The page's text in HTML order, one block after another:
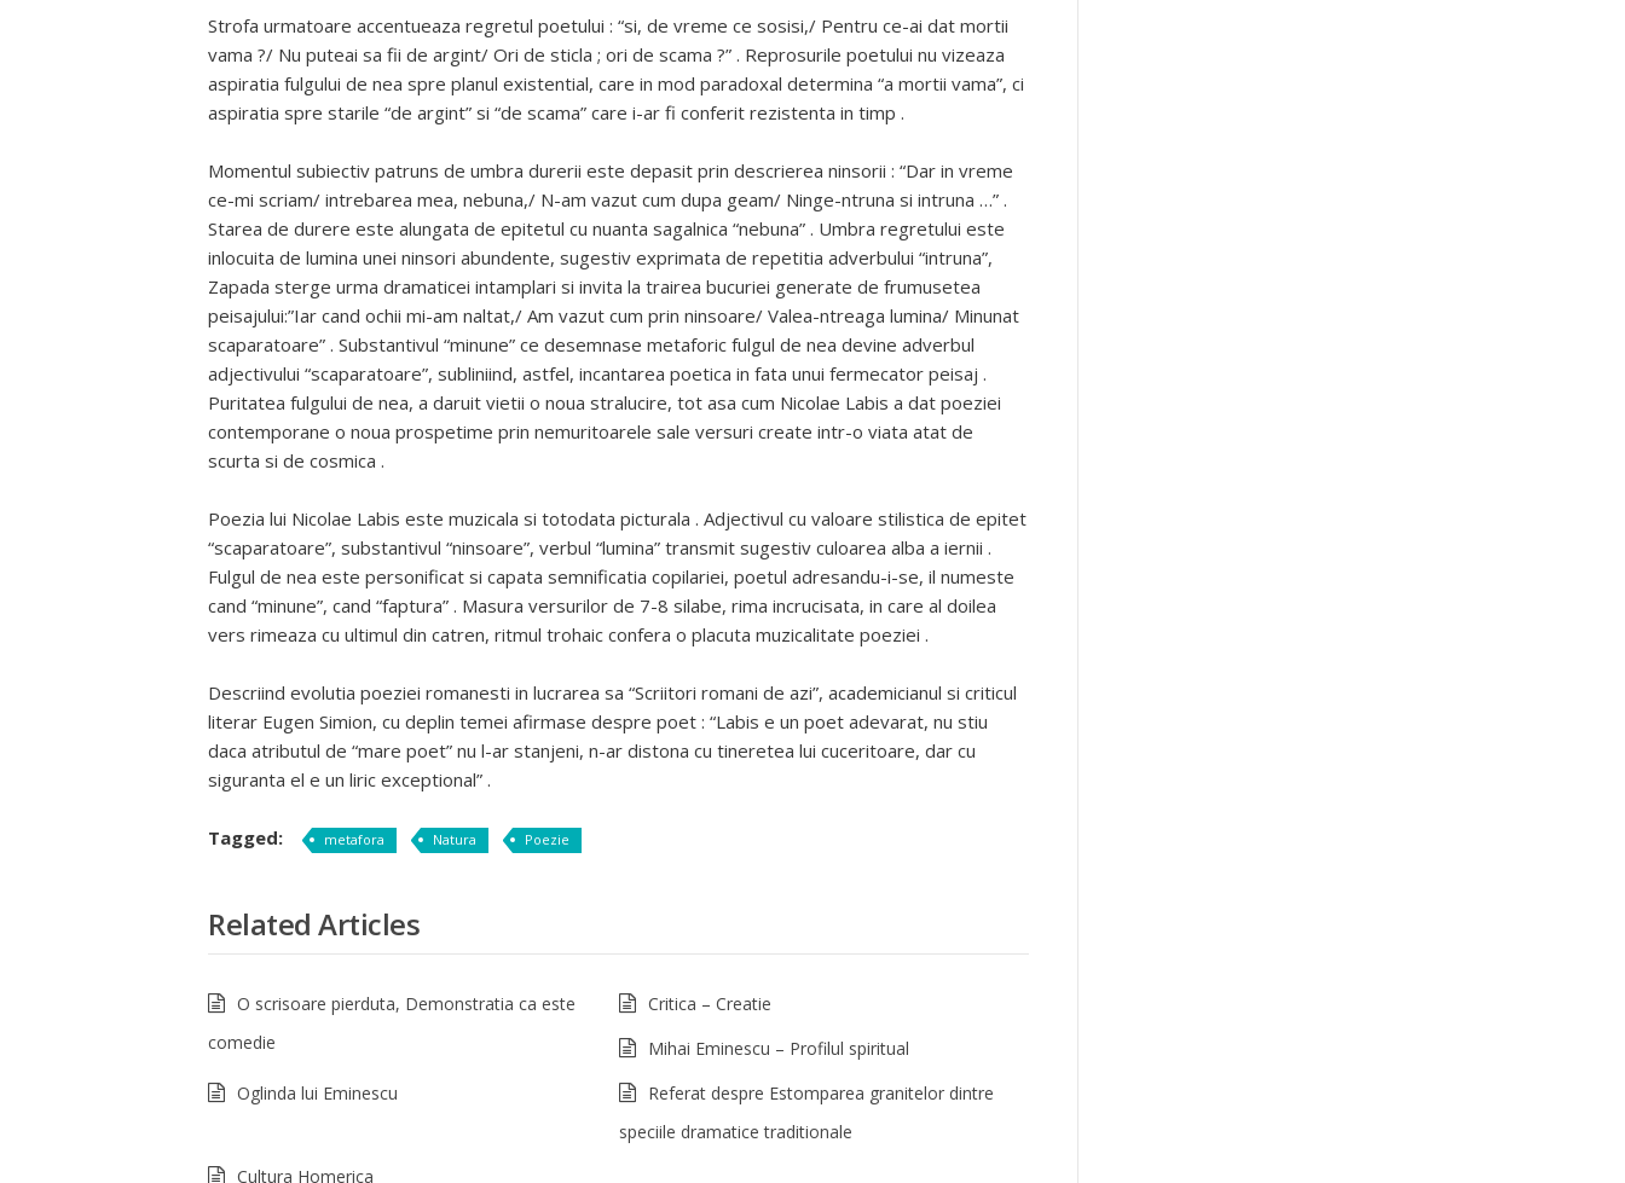
Strofa urmatoare accentueaza regretul poetului : “si, de vreme ce sosisi,/ Pentru ce-ai dat mortii
vama ?/ Nu puteai sa fii de argint/ Ori de sticla ; ori de scama ?” . Reprosurile poetului nu vizeaza
aspiratia fulgului de nea spre planul existential, care in mod paradoxal determina “a mortii vama”, ci
aspiratia spre starile “de argint” si “de scama” care i-ar fi conferit rezistenta in timp .
Momentul subiectiv patruns de umbra durerii este depasit prin descrierea ninsorii : “Dar in vreme
ce-mi scriam/ intrebarea mea, nebuna,/ N-am vazut cum dupa geam/ Ninge-ntruna si intruna …” .
Starea de durere este alungata de epitetul cu nuanta sagalnica “nebuna” . Umbra regretului este
inlocuita de lumina unei ninsori abundente, sugestiv exprimata de repetitia adverbului “intruna”,
Zapada sterge urma dramaticei intamplari si invita la trairea bucuriei generate de frumusetea
peisajului:”Iar cand ochii mi-am naltat,/ Am vazut cum prin ninsoare/ Valea-ntreaga lumina/ Minunat
scaparatoare” . Substantivul “minune” ce desemnase metaforic fulgul de nea devine adverbul
adjectivului “scaparatoare”, subliniind, astfel, incantarea poetica in fata unui fermecator peisaj .
Puritatea fulgului de nea, a daruit vietii o noua stralucire, tot asa cum Nicolae Labis a dat poeziei
contemporane o noua prospetime prin nemuritoarele sale versuri create intr-o viata atat de
scurta si de cosmica .
Poezia lui Nicolae Labis este muzicala si totodata picturala . Adjectivul cu valoare stilistica de epitet
“scaparatoare”, substantivul “ninsoare”, verbul “lumina” transmit sugestiv culoarea alba a iernii .
Fulgul de nea este personificat si capata semnificatia copilariei, poetul adresandu-i-se, il numeste
cand “minune”, cand “faptura” . Masura versurilor de 7-8 silabe, rima incrucisata, in care al doilea
vers rimeaza cu ultimul din catren, ritmul trohaic confera o placuta muzicalitate poeziei .
Descriind evolutia poeziei romanesti in lucrarea sa “Scriitori romani de azi”, academicianul si criticul
literar Eugen Simion, cu deplin temei afirmase despre poet : “Labis e un poet adevarat, nu stiu
daca atributul de “mare poet” nu l-ar stanjeni, n-ar distona cu tineretea lui cuceritoare, dar cu
siguranta el e un liric exceptional” .
Tagged: metafora Natura Poezie
Related Articles
O scrisoare pierduta, Demonstratia ca este
comedie
Critica – Creatie
Mihai Eminescu – Profilul spiritual
Oglinda lui Eminescu
Referat despre Estomparea granitelor dintre
speciile dramatice traditionale
Cultura Homerica